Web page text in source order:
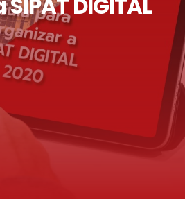
DIGITAL